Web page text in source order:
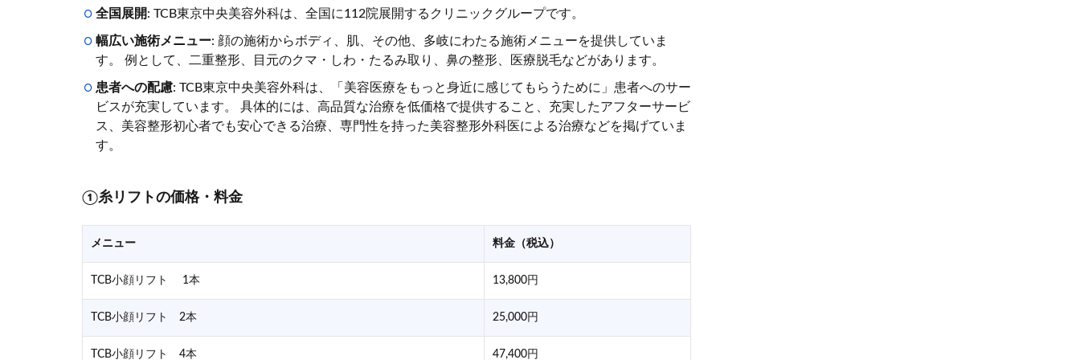
全国展開: TCB東京中央美容外科は、全国に112院展開するクリニックグループです。
幅広い施術メニュー: 顔の施術からボディ、肌、その他、多岐にわたる施術メニューを提供していま
す。 例として、二重整形、目元のクマ・しわ・たるみ取り、鼻の整形、医療脱毛などがあります。
患者への配慮: TCB東京中央美容外科は、「美容医療をもっと身近に感じてもらうために」患者へのサー
ビスが充実しています。 具体的には、高品質な治療を低価格で提供すること、充実したアフターサービ
ス、美容整形初心者でも安心できる治療、専門性を持った美容整形外科医による治療などを掲げていま
す。
①糸リフトの価格・料金
メニュー 料金（税込）
TCB小顔リフト 1本 13,800円
TCB小顔リフト 2本 25,000円
TCB小顔リフト 4本 47,400円